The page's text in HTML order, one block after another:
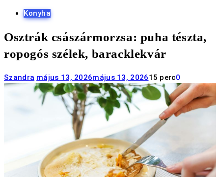
Konyha
Osztrák császármorzsa: puha tészta,
ropogós szélek, baracklekvár
Szandra május 13, 2026május 13, 202615 perc0